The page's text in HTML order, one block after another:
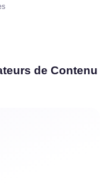
de Contenu